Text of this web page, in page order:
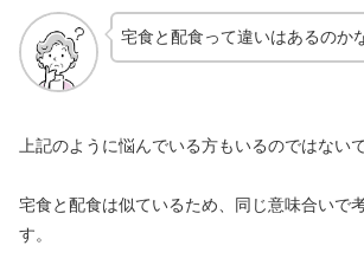
宅食と配食って違いはあるのか
上記のように悩んでいる方もいるのではない
宅食と配食は似ているため、同じ意味合いで
す。